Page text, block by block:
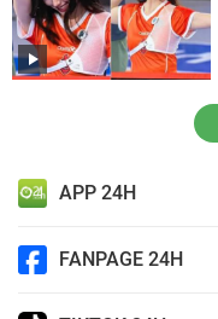
APP 24H
FANPAGE 24H